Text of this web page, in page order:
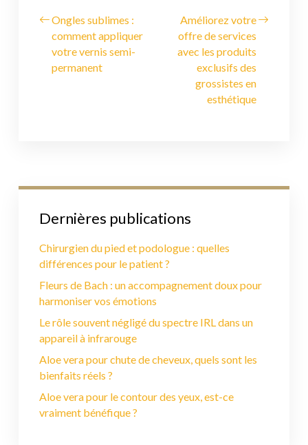
Ongles sublimes :
comment appliquer
votre vernis semi-
permanent
Améliorez votre
offre de services
avec les produits
exclusifs des
grossistes en
esthétique
Dernières publications
Chirurgien du pied et podologue : quelles
différences pour le patient ?
Fleurs de Bach : un accompagnement doux pour
harmoniser vos émotions
Le rôle souvent négligé du spectre IRL dans un
appareil à infrarouge
Aloe vera pour chute de cheveux, quels sont les
bienfaits réels ?
Aloe vera pour le contour des yeux, est-ce
vraiment bénéfique ?